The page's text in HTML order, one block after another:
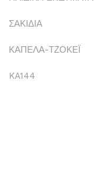
ΣΑΚΙΔΙΑ
ΚΑΠΕΛΑ-ΤΖΟΚΕΪ
KA144